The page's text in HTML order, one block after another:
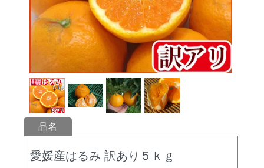
品名
愛媛産はるみ 訳あり５ｋｇ